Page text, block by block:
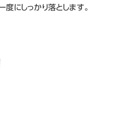
にしっかり落とします。